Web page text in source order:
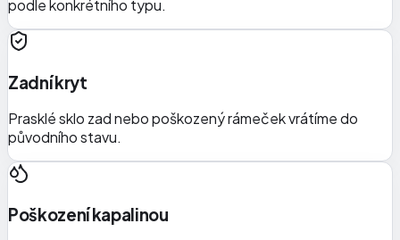
podle konkrétního typu.
Zadní kryt
Prasklé sklo zad nebo poškozený rámeček vrátíme do
původního stavu.
Poškození kapalinou